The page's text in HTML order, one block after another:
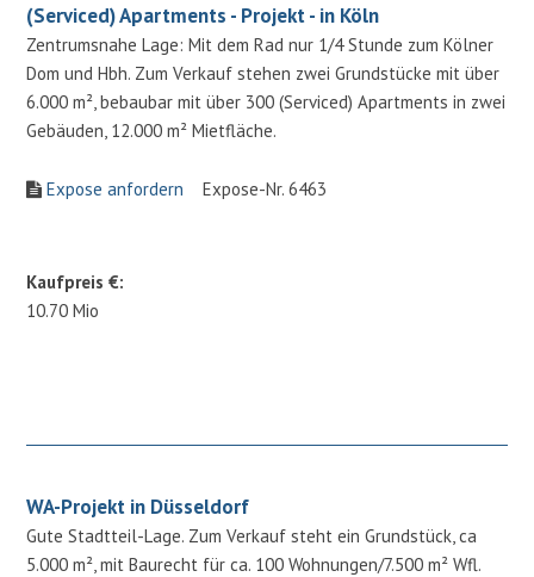
(Serviced) Apartments - Projekt - in Köln
Zentrumsnahe Lage: Mit dem Rad nur 1/4 Stunde zum Kölner
Dom und Hbh. Zum Verkauf stehen zwei Grundstücke mit über
6.000 m², bebaubar mit über 300 (Serviced) Apartments in zwei
Gebäuden, 12.000 m² Mietfläche.
Expose anfordern Expose-Nr. 6463
Kaufpreis €:
10.70 Mio
WA-Projekt in Düsseldorf
Gute Stadtteil-Lage. Zum Verkauf steht ein Grundstück, ca
5.000 m², mit Baurecht für ca. 100 Wohnungen/7.500 m² Wfl.